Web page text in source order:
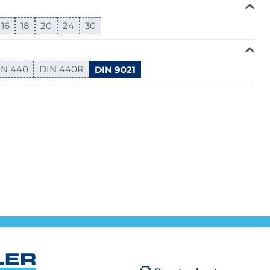
16 18 20 24 30
440 DIN 440R DIN 9021